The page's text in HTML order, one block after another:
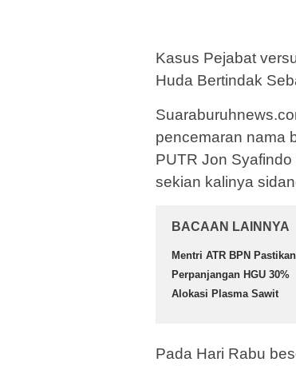
Kasus Pejabat
Huda Bertindak
pencemaran nama
PUTR Jon
sekian kalinya
BACAAN LAINNYA
Mentri ATR BPN Pastikan
Perpanjangan HGU 30%
Alokasi Plasma Sawit
Pada Hari Rabu